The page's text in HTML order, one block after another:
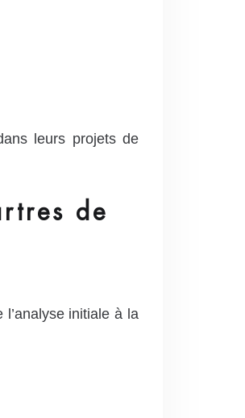
leurs projets de
de
initiale à la